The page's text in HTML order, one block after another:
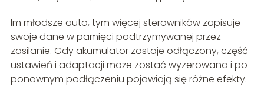
Im młodsze auto, tym więcej sterowników zapisuje
swoje dane w pamięci podtrzymywanej przez
zasilanie. Gdy akumulator zostaje odłączony, część
ustawień i adaptacji może zostać wyzerowana i po
ponownym podłączeniu pojawiają się różne efekty.